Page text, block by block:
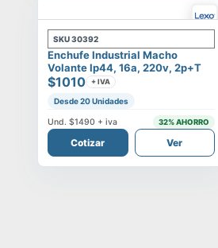
SKU30392
Enchufe Industrial Macho
Volante Ip44, 16a, 220v, 2p+t
$1010 + IVA
Desde 20 Unidades
Und.$1490 + iva 32% AHORRO
Cotizar Ver